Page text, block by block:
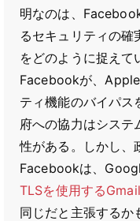
明なのは、
るセキュリティの確
をどのように捉えて
Facebookが、
ティ機能のバイパス
府への協力はシステ
性がある。しかし、
Facebookは、
TLSを使用するGmail
同じだと主張する